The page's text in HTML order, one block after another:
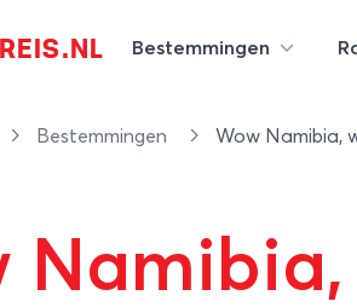
Bestemmingen
Bestemmingen Wow Namibia,